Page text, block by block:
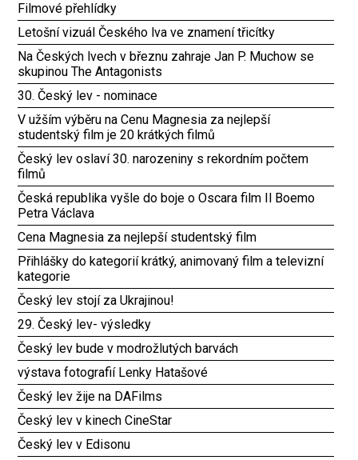
Filmové přehlídky
Letošní vizuál Českého lva ve znamení třicítky
Na Českých lvech v březnu zahraje Jan P. Muchow se
skupinou The Antagonists
30. Český lev - nominace
V užším výběru na Cenu Magnesia za nejlepší
studentský film je 20 krátkých filmů
Český lev oslaví 30. narozeniny s rekordním počtem
filmů
Česká republika vyšle do boje o Oscara film Il Boemo
Petra Václava
Cena Magnesia za nejlepší studentský film
Přihlášky do kategorií krátký, animovaný film a televizní
kategorie
Český lev stojí za Ukrajinou!
29. Český lev- výsledky
Český lev bude v modrožlutých barvách
výstava fotografií Lenky Hatašové
Český lev žije na DAFilms
Český lev v kinech CineStar
Český lev v Edisonu